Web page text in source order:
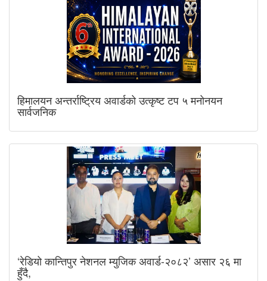
हिमालयन अन्तर्राष्ट्रिय अवार्डको उत्कृष्ट टप ५ मनोनयन
सार्वजनिक
‘रेडियो कान्तिपुर नेशनल म्युजिक अवार्ड-२०८२’ असार २६ मा
हुँदै,